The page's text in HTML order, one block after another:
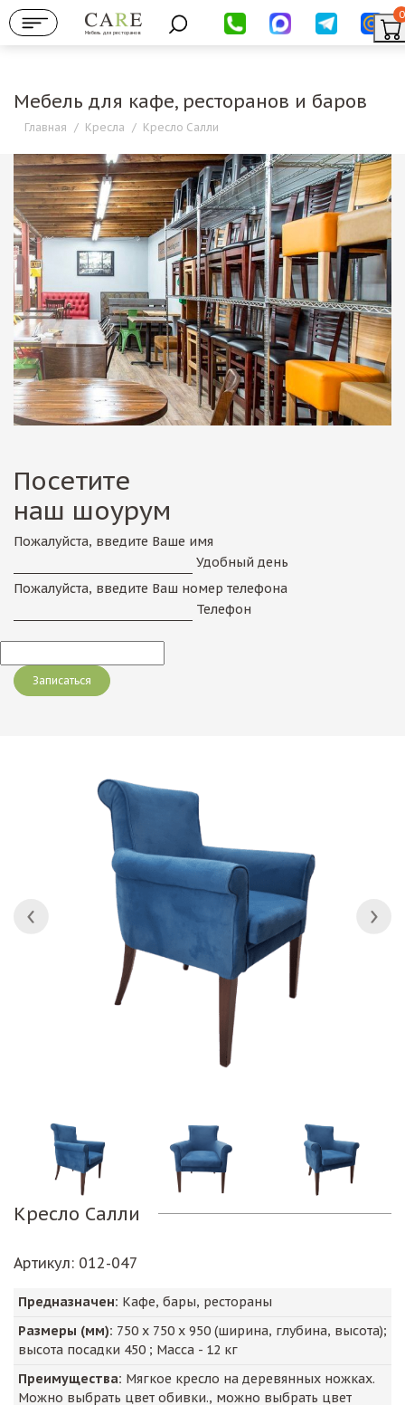
Мебель для ресторанов
0
Мебель для кафе, ресторанов и баров
Главная / Кресла / Кресло Салли
Посетите
наш шоурум
Пожалуйста, введите Ваше имя
Удобный день
Пожалуйста, введите Ваш номер телефона
Телефон
Кресло Салли
Артикул: 012-047
Предназначен: Кафе, бары, рестораны
Размеры (мм): 750 х 750 х 950 (ширина, глубина, высота);
высота посадки 450 ; Масса - 12 кг
Преимущества: Мягкое кресло на деревянных ножках.
Можно выбрать цвет обивки., можно выбрать цвет